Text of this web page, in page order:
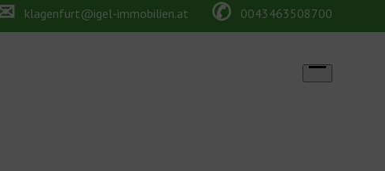
klagenfurt@igel-immobilien.at ✆ 0043463508700
Open